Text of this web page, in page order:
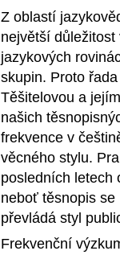
Z oblastí
největší
jazykových
skupin. Proto
Těšitelovou a
našich
frekvence v
věcného stylu.
posledních letech
neboť těsnopis
převládá styl
Frekvenční